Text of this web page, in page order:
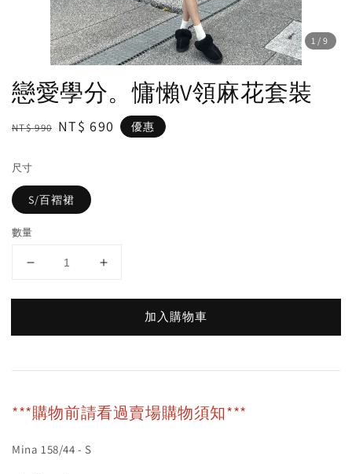
1 /9
戀愛學分。慵懶V領麻花套裝
Regular
NT$ 990 Sale
NT$ 690 優惠
尺寸
S/百褶裙
數量
加入購物車
***購物前請看過賣場購物須知***
Mina 158/44 - S